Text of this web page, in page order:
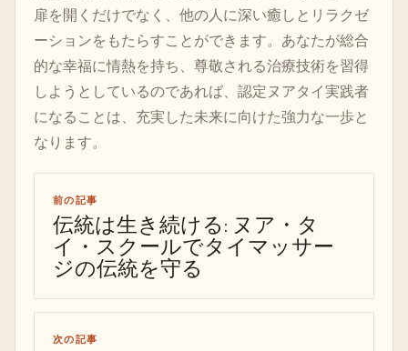
扉を開くだけでなく、他の人に深い癒しとリラクゼ
ーションをもたらすことができます。あなたが総合
的な幸福に情熱を持ち、尊敬される治療技術を習得
しようとしているのであれば、認定ヌアタイ実践者
になることは、充実した未来に向けた強力な一歩と
なります。
前の記事
伝統は生き続ける: ヌア・タ
イ・スクールでタイマッサー
ジの伝統を守る
次の記事